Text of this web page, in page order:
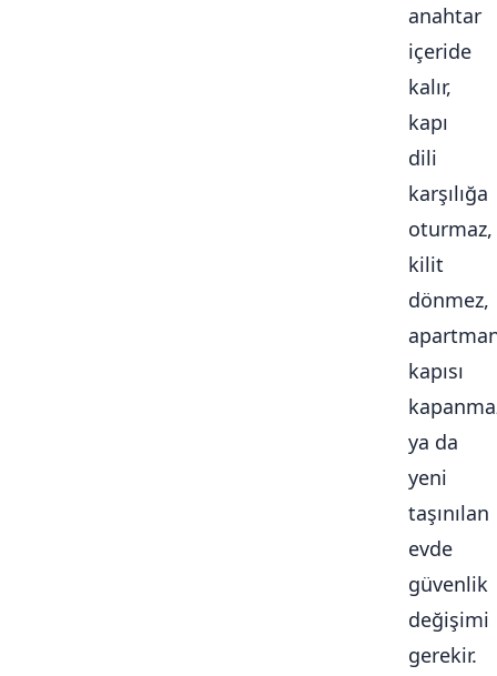
anahtar
içeride
kalır,
kapı
dili
karşılığa
oturmaz,
kilit
dönmez,
kapısı
ya da
yeni
taşınılan
evde
güvenlik
değişimi
gerekir.